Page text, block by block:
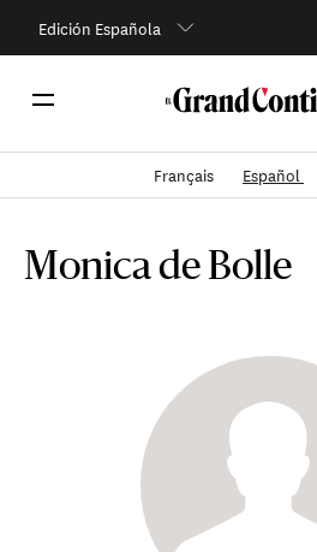
Edición Española
Français Español
Monica de Bolle